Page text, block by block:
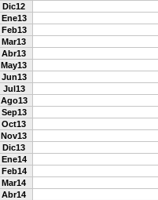
Dic12
Ene13
Feb13
Mar13
Abr13
May13
Jun13
Jul13
Ago13
Sep13
Oct13
Nov13
Dic13
Ene14
Feb14
Mar14
Abr14